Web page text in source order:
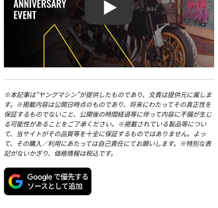
Play
※本記事は“ヤングマシン”が提供したものであり、文責は提供元に属しま
す。※掲載内容は公開日時点のものであり、将来にわたってその真正性を
保証するものでないこと、公開後の時間経過等に伴って内容に不備が生じ
る可能性があることをご了承ください。※掲載されている製品等につい
て、当サイトがその品質等を十全に保証するものではありません。よっ
て、その購入／利用にあたっては自己責任にてお願いします。※特別な表
記がないかぎり、価格情報は税込です。